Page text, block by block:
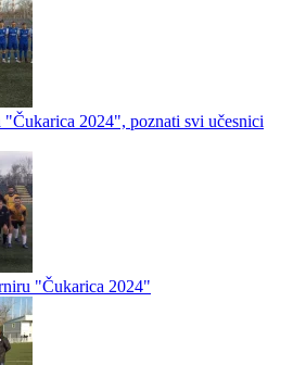
2024", poznati svi učesnici
"Čukarica 2024"